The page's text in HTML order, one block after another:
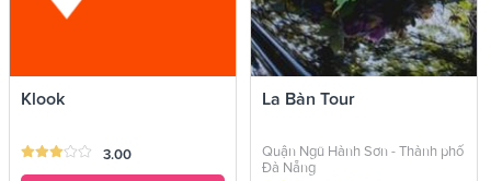
Klook
3.00
La Bàn Tour
Quận Ngũ Hành Sơn - Thành phố
Đà Nẵng